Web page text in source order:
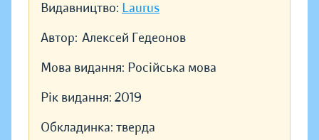
Видавництво: Laurus
Автор: Алексей Гедеонов
Мова видання: Російська мова
Рік видання: 2019
Обкладинка: тверда